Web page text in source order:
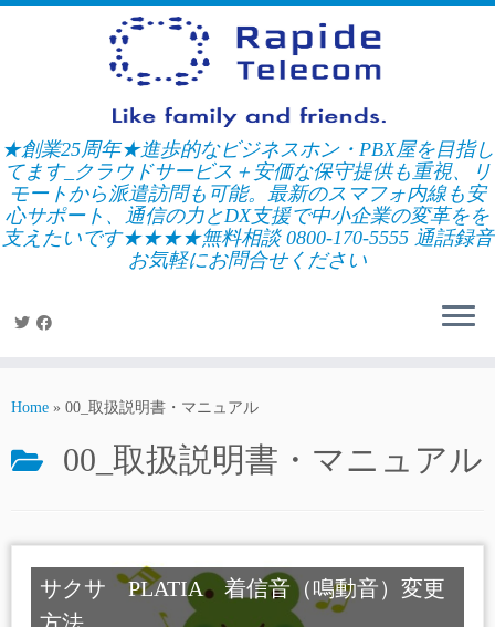
Skip
★創業25周年★進歩的なビジネスホン・PBX屋を目指し
てます_クラウドサービス＋安価な保守提供も重視、リ
モートから派遣訪問も可能。最新のスマフォ内線も安
心サポート、通信の力とDX支援で中小企業の変革をを
支えたいです★★★★無料相談 0800-170-5555 通話録音
お気軽にお問合せください
Home » 00_取扱説明書・マニュアル
00_取扱説明書・マニュアル
サクサ PLATIA 着信音（鳴動音）変更